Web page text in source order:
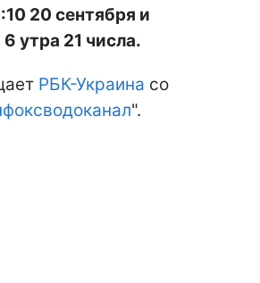
20 сентября и
утра 21 числа.
РБК-Украина со
".